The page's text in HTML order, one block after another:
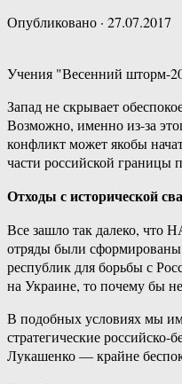
Опубликовано · 27.07.2017
Учения "Весенний шторм-
Запад не скрывает
Возможно, именно из-за
конфликт может якобы
части российской
Отходы с исторической
Все зашло так далеко, что
отряды были сформированы
республик для борьбы с
на Украине, то почему бы
В подобных условиях мы
стратегические
Лукашенко — крайне